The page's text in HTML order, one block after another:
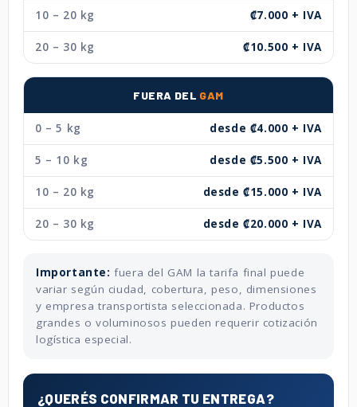
10 – 20 kg ₡7.000 + IVA
20 – 30 kg ₡10.500 + IVA
FUERA DEL GAM
0 – 5 kg desde ₡4.000 + IVA
5 – 10 kg desde ₡5.500 + IVA
10 – 20 kg desde ₡15.000 + IVA
20 – 30 kg desde ₡20.000 + IVA
Importante: fuera del GAM la tarifa final puede
variar según ciudad, cobertura, peso, dimensiones
y empresa transportista seleccionada. Productos
grandes o voluminosos pueden requerir cotización
logística especial.
¿QUERÉS CONFIRMAR TU ENTREGA?